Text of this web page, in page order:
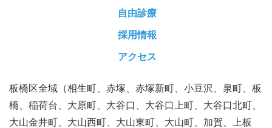
自由診療
採用情報
アクセス
板橋区全域（相生町、赤塚、赤塚新町、小豆沢、泉町、板
橋、稲荷台、大原町、大谷口、大谷口上町、大谷口北町、
大山金井町、大山西町、大山東町、大山町、加賀、上板